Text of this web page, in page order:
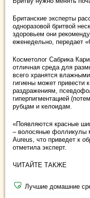
Британские эксперты
одноразовой бритвой
здоровьем они
еженедельно, передает
Косметолог Сабрика
отличная среда для
всего хранятся
гигиены может привести
раздражениям,
гиперпигментацией
рубцам и келоидам.
«Появляются красные
– волосяные фолликулы
Aureus, что приведет к
отметила эксперт.
ЧИТАЙТЕ ТАКЖЕ
Лучшие домашние